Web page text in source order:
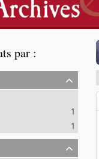
par :
1
1